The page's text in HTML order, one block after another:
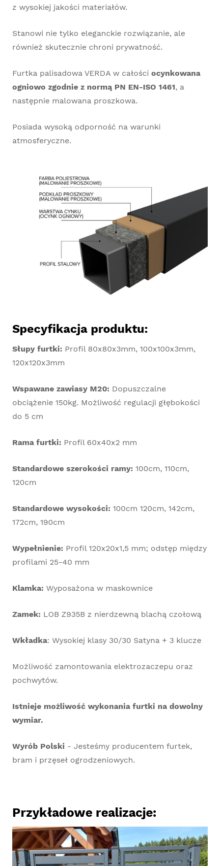
z wysokiej jakości materiałów.
Stanowi nie tylko eleganckie rozwiązanie, ale
również skutecznie chroni prywatność.
Furtka palisadowa VERDA w całości ocynkowana
ogniowo zgodnie z normą PN EN-ISO 1461, a
następnie malowana proszkowa.
Posiada wysoką odporność na warunki
atmosferyczne.
Specyfikacja produktu:
Słupy furtki: Profil 80x80x3mm, 100x100x3mm,
120x120x3mm
Wspawane zawiasy M20: Dopuszczalne
obciążenie 150kg. Możliwość regulacji głębokości
do 5 cm
Rama furtki: Profil 60x40x2 mm
Standardowe szerokości ramy: 100cm, 110cm,
120cm
Standardowe wysokości: 100cm 120cm, 142cm,
172cm, 190cm
Wypełnienie: Profil 120x20x1,5 mm; odstęp między
profilami 25-40 mm
Klamka: Wyposażona w maskownice
Zamek: LOB Z935B z nierdzewną blachą czołową
Wkładka: Wysokiej klasy 30/30 Satyna + 3 klucze
Możliwość zamontowania elektrozaczepu oraz
pochwytów.
Istnieje możliwość wykonania furtki na dowolny
wymiar.
Wyrób Polski - Jesteśmy producentem furtek,
bram i przęseł ogrodzeniowych.
Przykładowe realizacje: